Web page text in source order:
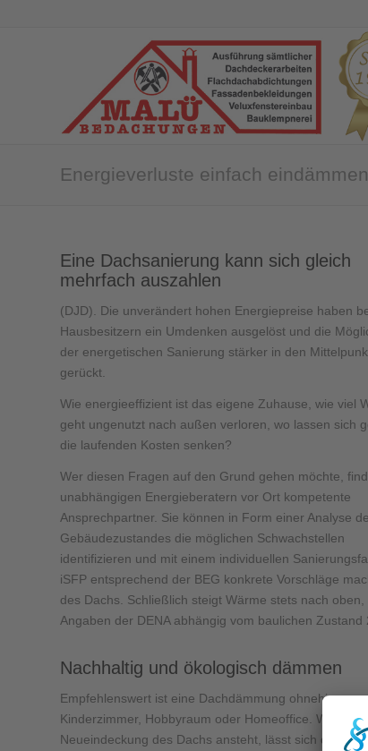
Energieverluste einfach eindämmen
Eine Dachsanierung kann sich gleich
mehrfach auszahlen
(DJD). Die unverändert hohen Energiepreise haben
Hausbesitzern ein Umdenken ausgelöst und die
der energetischen Sanierung stärker in den
gerückt.
Wie energieeffizient ist das eigene Zuhause, wie viel
geht ungenutzt nach außen verloren, wo lassen sich
die laufenden Kosten senken?
Wer diesen Fragen auf den Grund gehen möchte,
unabhängigen Energieberatern vor Ort kompetente
Ansprechpartner. Sie können in Form einer Analyse
Gebäudezustandes die möglichen Schwachstellen
identifizieren und mit einem individuellen
iSFP entsprechend der BEG konkrete Vorschläge
des Dachs. Schließlich steigt Wärme stets nach
Angaben der DENA abhängig vom baulichen Zustand
Nachhaltig und ökologisch dämmen
Empfehlenswert ist eine Dachdämmung ohnehin,
Kinderzimmer, Hobbyraum oder Homeoffice. Wenn
Neueindeckung des Dachs ansteht, lässt sich dies